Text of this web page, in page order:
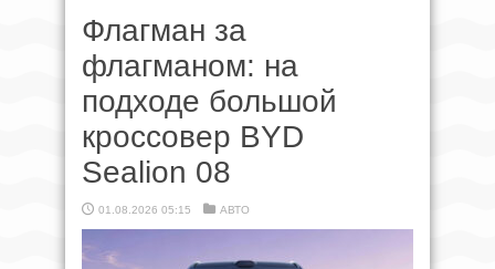
Флагман за
флагманом: на
подходе большой
кроссовер BYD
Sealion 08
01.08.2026 05:15 АВТО